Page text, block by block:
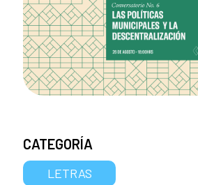
CATEGORÍA
LETRAS